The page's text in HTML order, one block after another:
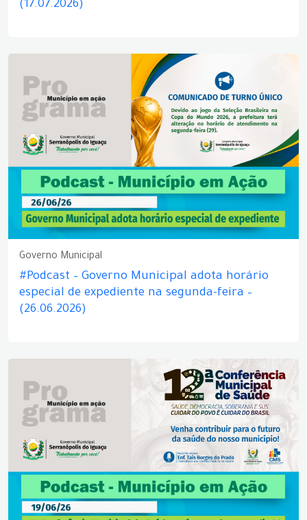
(17.07.2026)
Governo Municipal
#Podcast – Governo Municipal adota horário
especial de expediente na segunda-feira –
(26.06.2026)